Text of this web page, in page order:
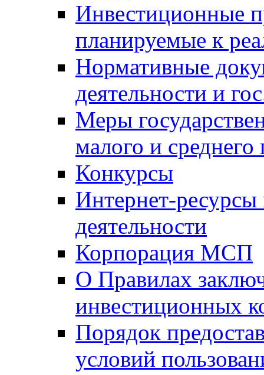
Инвестиционные
планируемые к
Нормативные
деятельности и
Меры
малого и среднего
Конкурсы
Интернет-
деятельности
Корпорация МСП
О Правилах
инвестиционных
Порядок
условий